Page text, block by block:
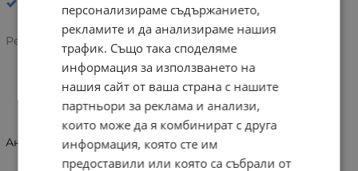
Рейтинг:
ИНФОРМАЦИЯ
Анатомични сникърси Geox U656JA 08522 C9999
персонализираме съдържанието,
рекламите и да анализираме нашия
трафик. Също така споделяме
информация за използването на
нашия сайт от ваша страна с нашите
партньори за реклама и анализи,
които може да я комбинират с друга
информация, която сте им
предоставили или която са събрали от